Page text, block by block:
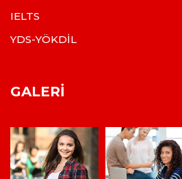
IELTS
YDS-YÖKDİL
GALERI